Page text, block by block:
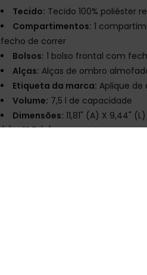
Tecido: Tecido 100% poliéster
Compartimentos: 1
fecho de correr
Bolsos: 1 bolso frontal com
Alças: Alças de ombro
Etiqueta da marca: Aplique de
Volume: 7,5 l de capacidade
Dimensões: 11,81" (A) X 9,44"
(L) X 10,5 (P) cm
[Tecido principal]